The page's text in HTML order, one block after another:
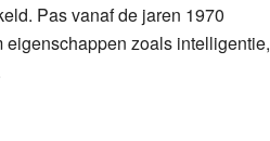
Pas vanaf de jaren 1970
zoals intelligentie,